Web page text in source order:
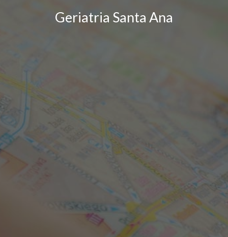
Geriatria Santa Ana